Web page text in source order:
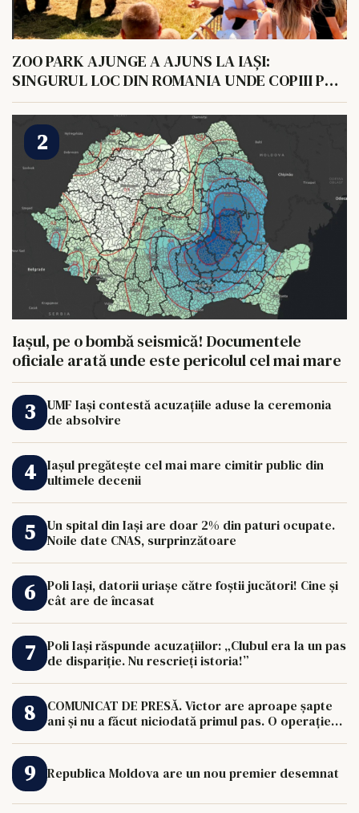
ZOO PARK AJUNGE A AJUNS LA IAȘI:
SINGURUL LOC DIN ROMANIA UNDE COPIII POT
HRANI UN ELEFANT
Iașul, pe o bombă seismică! Documentele
oficiale arată unde este pericolul cel mai mare
UMF Iași contestă acuzațiile aduse la ceremonia
de absolvire
Iașul pregătește cel mai mare cimitir public din
ultimele decenii
Un spital din Iași are doar 2% din paturi ocupate.
Noile date CNAS, surprinzătoare
Poli Iași, datorii uriașe către foștii jucători! Cine și
cât are de încasat
Poli Iași răspunde acuzațiilor: „Clubul era la un pas
de dispariție. Nu rescrieți istoria!”
COMUNICAT DE PRESĂ. Victor are aproape șapte
ani și nu a făcut niciodată primul pas. O operație
Republica Moldova are un nou premier desemnat